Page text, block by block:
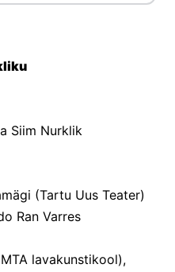
Siim Nurklik
(Tartu Uus Teater)
Ran Varres
lavakunstikool),